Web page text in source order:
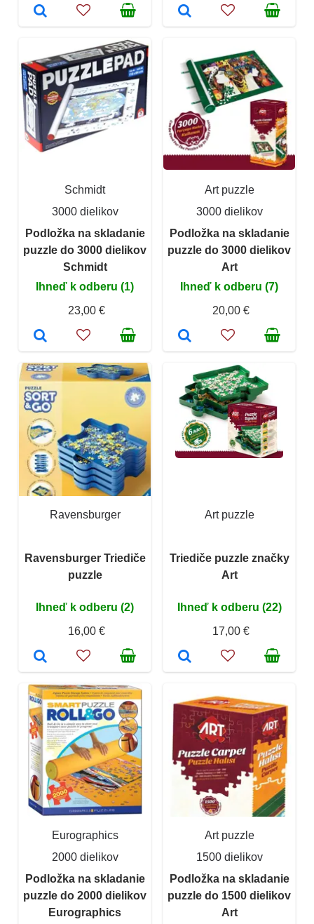
Schmidt
3000 dielikov
Podložka na skladanie
puzzle do 3000 dielikov
Schmidt
Ihneď k odberu (1)
23,00 €
Art puzzle
3000 dielikov
Podložka na skladanie
puzzle do 3000 dielikov
Art
Ihneď k odberu (7)
20,00 €
Ravensburger
Ravensburger Triediče
puzzle
Ihneď k odberu (2)
16,00 €
Art puzzle
Triediče puzzle značky
Art
Ihneď k odberu (22)
17,00 €
Eurographics
2000 dielikov
Podložka na skladanie
puzzle do 2000 dielikov
Eurographics
Art puzzle
1500 dielikov
Podložka na skladanie
puzzle do 1500 dielikov
Art